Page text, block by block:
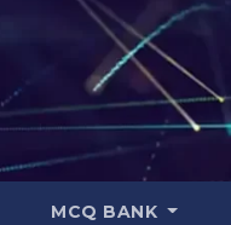
MCQ BANK